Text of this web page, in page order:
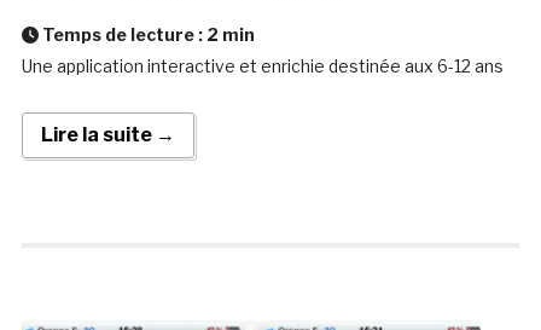
Temps de lecture : 2 min
Une application interactive et enrichie destinée aux 6-12 ans
Lire la suite →